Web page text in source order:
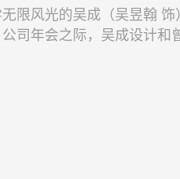
限风光的吴成（吴昱翰
公司年会之际，吴成设计